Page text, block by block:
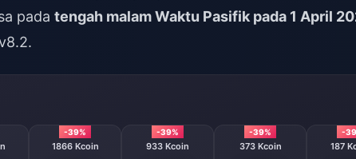
pada tengah malam Waktu Pasifik pada 1 April
-39%
1866 Kcoin
-39%
933 Kcoin
-39%
373 Kcoin
-
187